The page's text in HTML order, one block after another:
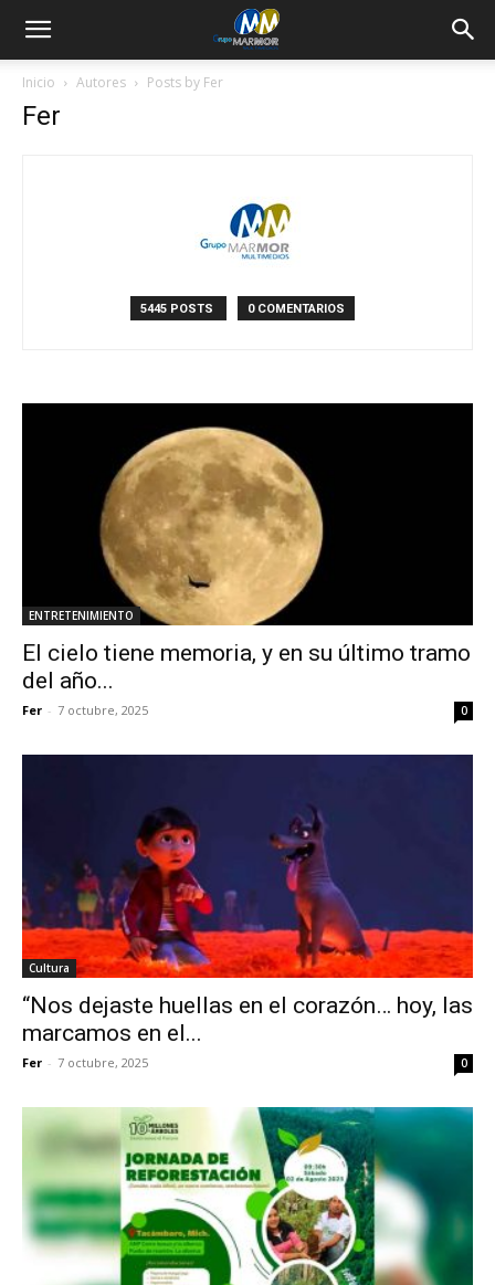
Inicio Autores Posts by Fer
Fer
5445 POSTS 0 COMENTARIOS
ENTRETENIMIENTO
El cielo tiene memoria, y en su último tramo
del año...
Fer - 7 octubre, 2025 0
Cultura
“Nos dejaste huellas en el corazón… hoy, las
marcamos en el...
Fer - 7 octubre, 2025 0